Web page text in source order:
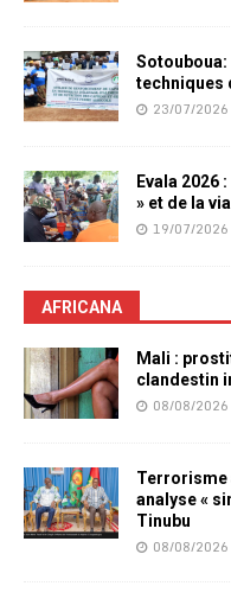
Sotouboua:
techniques
23/07/2026
Evala 2026
» et de la
19/07/2026
AFRICANA
Mali :
clandestin
08/08/2026
Terrorisme
analyse «
Tinubu
08/08/2026